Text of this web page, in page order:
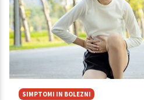
SIMPTOMI IN BOLEZNI